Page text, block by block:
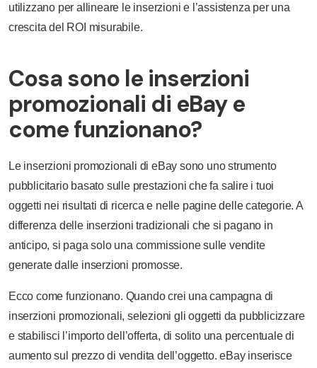
utilizzano per allineare le inserzioni e l’assistenza per una
crescita del ROI misurabile.
Cosa sono le inserzioni
promozionali di eBay e
come funzionano?
Le inserzioni promozionali di eBay sono uno strumento
pubblicitario basato sulle prestazioni che fa salire i tuoi
oggetti nei risultati di ricerca e nelle pagine delle categorie. A
differenza delle inserzioni tradizionali che si pagano in
anticipo, si paga solo una commissione sulle vendite
generate dalle inserzioni promosse.
Ecco come funzionano. Quando crei una campagna di
inserzioni promozionali, selezioni gli oggetti da pubblicizzare
e stabilisci l’importo dell’offerta, di solito una percentuale di
aumento sul prezzo di vendita dell’oggetto. eBay inserisce